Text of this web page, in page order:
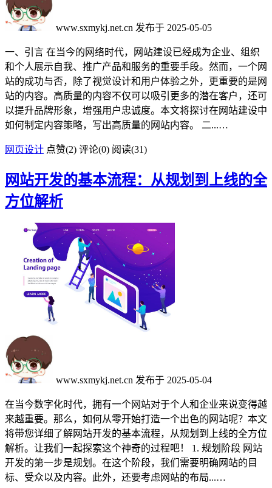
www.sxmykj.net.cn 发布于 2025-05-05
一、引言 在当今的网络时代，网站建设已经成为企业、组织
和个人展示自我、推广产品和服务的重要手段。然而，一个网
站的成功与否，除了视觉设计和用户体验之外，更重要的是网
站的内容。高质量的内容不仅可以吸引更多的潜在客户，还可
以提升品牌形象，增强用户忠诚度。本文将探讨在网站建设中
如何制定内容策略，写出高质量的网站内容。 二...…
网页设计 点赞(2) 评论(0) 阅读(31)
网站开发的基本流程：从规划到上线的全
方位解析
www.sxmykj.net.cn 发布于 2025-05-04
在当今数字化时代，拥有一个网站对于个人和企业来说变得越
来越重要。那么，如何从零开始打造一个出色的网站呢？本文
将带您详细了解网站开发的基本流程，从规划到上线的全方位
解析。让我们一起探索这个神奇的过程吧！ 1. 规划阶段 网站
开发的第一步是规划。在这个阶段，我们需要明确网站的目
标、受众以及内容。此外，还要考虑网站的布局...…